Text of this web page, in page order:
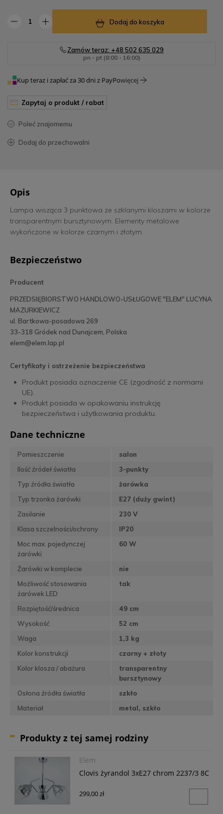
Dodaj do koszyka
Zamów teraz: +48 502 635 029
pn - pt (8:00 - 16:00)
Kup teraz i zapłać za 30 dni z PayPowięcej
zapytaj o produkt / rabat
poleć znajomemu
dodaj do przechowalni
Opis
Lampa wisząca 3 punktowa ze szklanymi kloszami w kolorze
transparentnym bursztynowym. Elementy metalowe
wykończone w kolorze czarnym i złotym.
Bezpieczeństwo
Producent
PRZEDSIĘBIORSTWO HANDLOWO-USŁUGOWE "ELEM" LUCYNA
MAZURKIEWICZ
ul. Bartkowa-posadowa 269
33-318 Gródek nad Dunajcem, Polska
elem@elem.lap.pl
Certyfikaty i ostrzeżenie bezpieczeństwa
Produkt posiada oznaczenie CE (zgodność z normami
UE).
Produkt posiada w opakowaniu instrukcję
bezpieczeństwa i użytkowania produktu.
Dane techniczne
Pomieszczenie
salon
Ilość źródeł światła
3-punkty
Typ źródła światła
żarówka
Typ trzonka żarówki
E27 (duży gwint)
Zasilanie
230 V
Klasa szczelności/ochrony
IP20
Moc max. pojedynczej
żarówki
60 W
Żarówki w komplecie
nie
Możliwość stosowania
żarówek LED
tak
Rozpiętość/średnica
49 cm
Wysokość
52 cm
Waga
1,3 kg
Kolor konstrukcji
czarny + złoty
Kolor klosza / abażura
transparentny
bursztynowy
Osłona źródła światła
szkło
Materiał
metal, szkło
Produkty z tej samej rodziny
Elem
Clovis żyrandol 3xE27 chrom 2237/3 8C
299,00 zł